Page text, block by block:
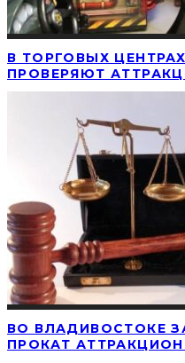
В ТОРГОВЫХ
ПРОВЕРЯЮТ
ВО ВЛАДИВОСТОКЕ
ПРОКАТ